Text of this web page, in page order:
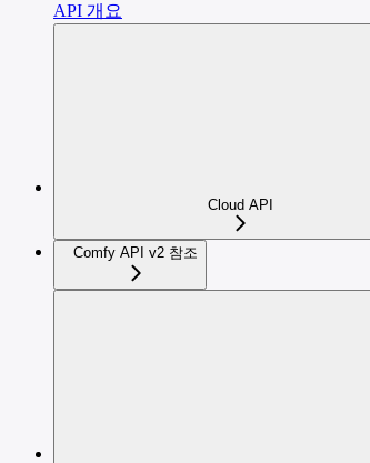
API 개요
Cloud API
Comfy API v2 참조